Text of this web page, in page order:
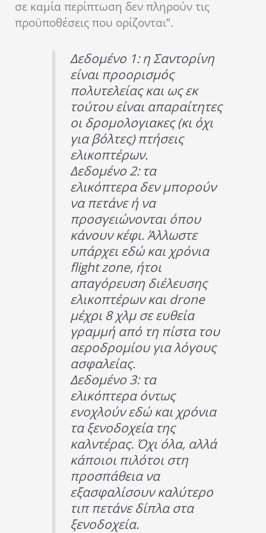
σε καμία περίπτωση δεν πληρούν τις
προϋποθέσεις που ορίζονται”.
Δεδομένο 1: η Σαντορίνη
είναι προορισμός
πολυτελείας και ως εκ
τούτου είναι απαραίτητες
οι δρομολογιακες (κι όχι
για βόλτες) πτήσεις
ελικοπτέρων.
Δεδομένο 2: τα
ελικόπτερα δεν μπορούν
να πετάνε ή να
προσγειώνονται όπου
κάνουν κέφι. Άλλωστε
υπάρχει εδώ και χρόνια
flight zone, ήτοι
απαγόρευση διέλευσης
ελικοπτέρων και drone
μέχρι 8 χλμ σε ευθεία
γραμμή από τη πίστα του
αεροδρομίου για λόγους
ασφαλείας.
Δεδομένο 3: τα
ελικόπτερα όντως
ενοχλούν εδώ και χρόνια
τα ξενοδοχεία της
καλντέρας. Όχι όλα, αλλά
κάποιοι πιλότοι στη
προσπάθεια να
εξασφαλίσουν καλύτερο
τιπ πετάνε δίπλα στα
ξενοδοχεία.